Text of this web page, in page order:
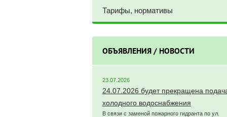
Тарифы, нормативы
ОБЪЯВЛЕНИЯ / НОВОСТИ
23.07.2026
24.07.2026 будет прекращена
холодного водоснабжения
В связи с заменой пожарного гидранта по ул.